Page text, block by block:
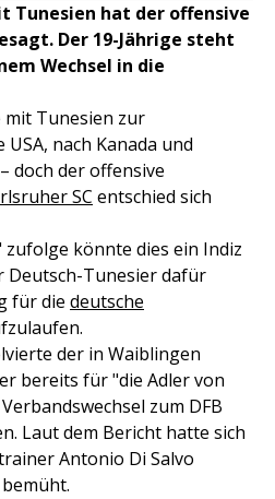
Tunesien hat der offensive
Der 19-Jährige steht
Wechsel in die
mit Tunesien zur
nach Kanada und
doch der offensive
SC entschied sich
zufolge könnte dies ein Indiz
Deutsch-Tunesier dafür
für die deutsche
der in Waiblingen
bereits für "die Adler von
zum DFB
Laut dem Bericht hatte sich
Antonio Di Salvo